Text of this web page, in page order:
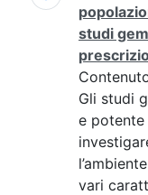
studi
Gli studi
e
vari